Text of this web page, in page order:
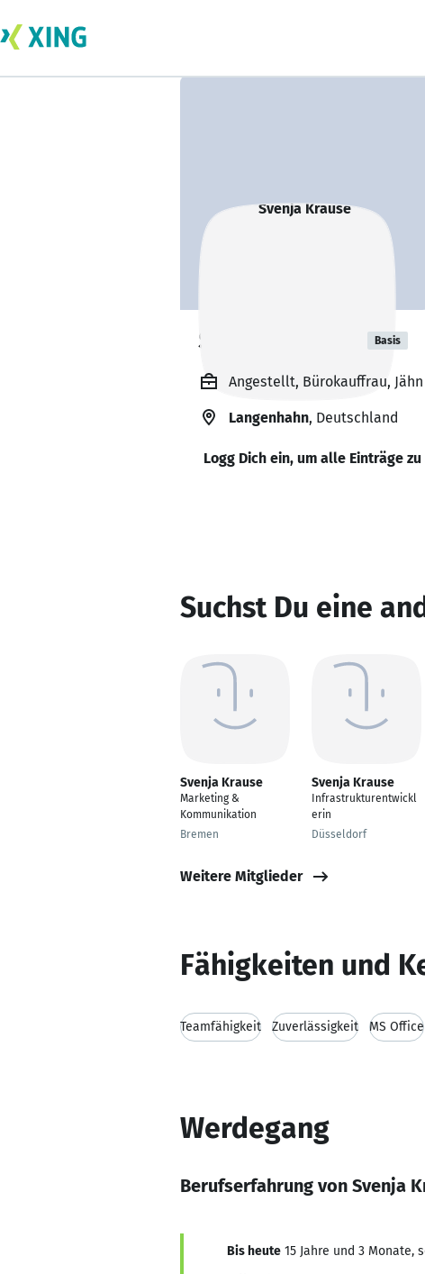
Svenja Krause Basis
Angestellt, Bürokauffrau, Jähn
Langenhahn, Deutschland
Logg Dich ein, um alle Einträge
Suchst Du eine
Svenja Krause
Marketing &
Kommunikation
Bremen
Svenja Krause
Infrastrukturentwickl
erin
Düsseldorf
Weitere Mitglieder
Fähigkeiten und
Teamfähigkeit Zuverlässigkeit MS Office
Werdegang
Berufserfahrung von Svenja
Bis heute 15 Jahre und 3 Monate,